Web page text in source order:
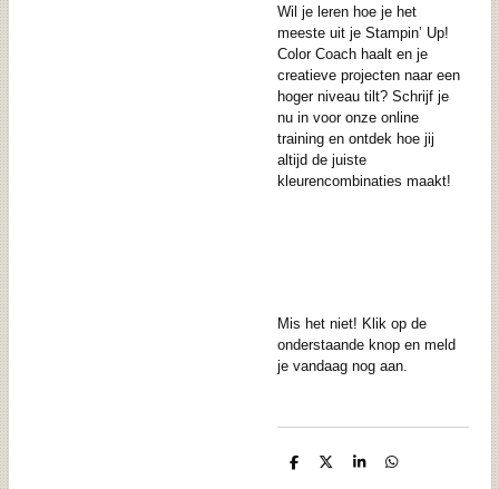
Wil je leren hoe je het
meeste uit je Stampin’ Up!
Color Coach haalt en je
creatieve projecten naar een
hoger niveau tilt? Schrijf je
nu in voor onze online
training en ontdek hoe jij
altijd de juiste
kleurencombinaties maakt!
Mis het niet! Klik op de
onderstaande knop en meld
je vandaag nog aan.
D
D
S
D